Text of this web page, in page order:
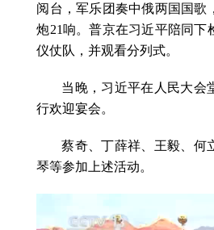
阅台，军乐团奏中俄两国国歌
炮21响。普京在习近平陪同下
仪仗队，并观看分列式。
当晚，习近平在人民大会
行欢迎宴会。
蔡奇、丁薛祥、王毅、何
琴等参加上述活动。